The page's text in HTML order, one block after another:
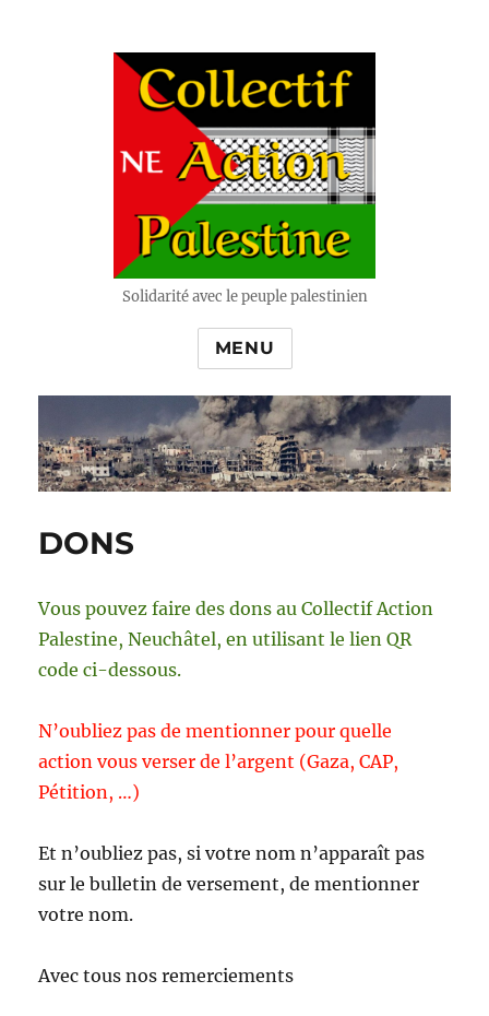
Solidarité avec le peuple palestinien
MENU
DONS
Vous pouvez faire des dons au Collectif Action
Palestine, Neuchâtel, en utilisant le lien QR
code ci-dessous.
N’oubliez pas de mentionner pour quelle
action vous verser de l’argent (Gaza, CAP,
Pétition, …)
Et n’oubliez pas, si votre nom n’apparaît pas
sur le bulletin de versement, de mentionner
votre nom.
Avec tous nos remerciements